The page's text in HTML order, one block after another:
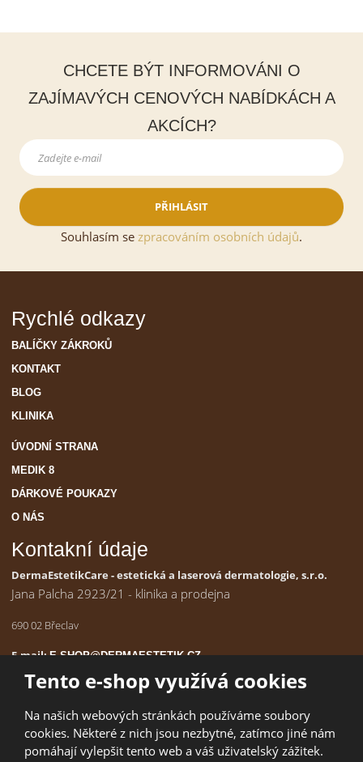
Tento e-shop využívá cookies
Na našich webových stránkách používáme soubory
cookies. Některé z nich jsou nezbytné, zatímco jiné nám
pomáhají vylepšit tento web a váš uživatelský zážitek.
CHCETE BÝT INFORMOVÁNI O
ZAJÍMAVÝCH CENOVÝCH NABÍDKÁCH A
AKCÍCH?
PŘIHLÁSIT
Souhlasím se zpracováním osobních údajů.
Rychlé odkazy
BALÍČKY ZÁKROKŮ
KONTAKT
BLOG
KLINIKA
ÚVODNÍ STRANA
MEDIK 8
DÁRKOVÉ POUKAZY
O NÁS
Kontakní údaje
DermaEstetikCare - estetická a laserová dermatologie, s.r.o.
Jana Palcha 2923/21 - klinika a prodejna
690 02 Břeclav
E-mail: E-SHOP@DERMAESTETIK.CZ
IČ:190 98 197
© 2026, DermaEstetikCare - estetická a laserová dermatologie, s r.o.